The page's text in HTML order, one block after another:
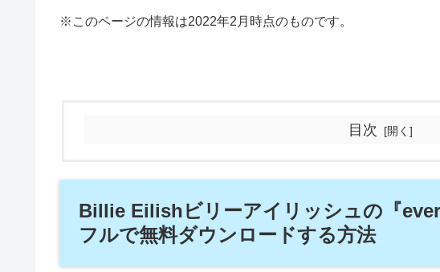
※このページの情報は2022年2月時点のものです。
目次
Billie Eilishビリーアイリッシュの『
フルで無料ダウンロードする方法